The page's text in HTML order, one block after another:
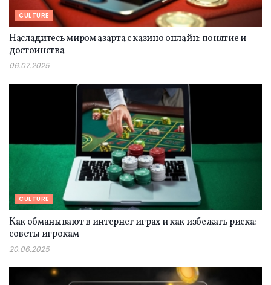
CULTURE
Насладитесь миром азарта с казино онлайн: понятие и
достоинства
06.07.2025
CULTURE
Как обманывают в интернет играх и как избежать риска:
советы игрокам
20.06.2025